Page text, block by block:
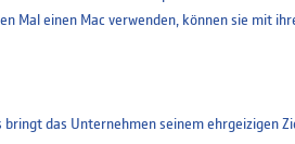
Mal einen Mac verwenden, können sie mit
bringt das Unternehmen seinem ehrgeizigen